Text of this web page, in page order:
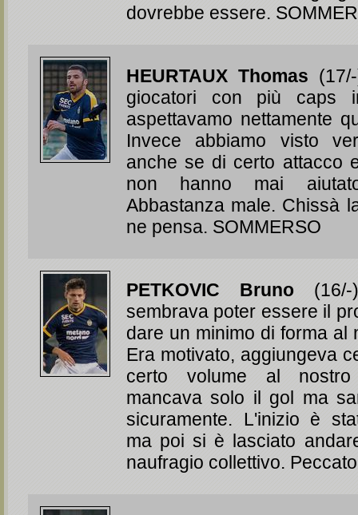
dovrebbe essere.
HEURTAUX Thomas
giocatori con più caps
aspettavamo nettamente
Invece abbiamo visto
anche se di certo attacco
non hanno mai
Abbastanza male. Chissà
ne pensa. SOMMERSO
PETKOVIC Bruno (16/-
sembrava poter essere il
dare un minimo di forma al
Era motivato, aggiungeva
certo volume al
mancava solo il gol ma
sicuramente. L'inizio è
ma poi si è lasciato
naufragio collettivo.